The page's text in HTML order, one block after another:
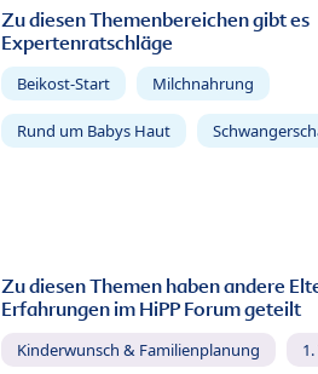
Zu diesen Themenbereichen gibt es
Expertenratschläge
Beikost-Start Milchnahrung
Rund um Babys Haut
Zu diesen Themen haben andere
Erfahrungen im HiPP Forum geteilt
Kinderwunsch & Familienplanung